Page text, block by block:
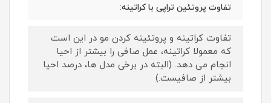
تفاوت پروتئین تراپی با کراتینه:
تفاوت کراتینه و پروتئینه کردن مو در این است
که معمولا کراتینه، عمل صافی را بیشتر از احیا
انجام می دهد. (البته در برخی مدل ها، درصد احیا
بیشتر از صافیست.)